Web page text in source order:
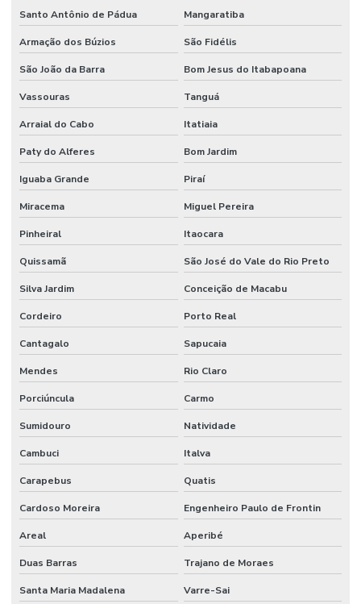
Firesleeve Fibra De Vidro
Flange Aço Carbono
Flange Aço Carbono Classe 150 Lbs
Flange Inox 304 E 316
Flange Inox Distribuidor Minas Gerais
Fornecedor De Conexões Galvanizadas Em Minas Gerais
Fornecedor De Mangueira Hidráulica Nbr
Fornecedor De Válvula De Esfera Com Acionamento Pneumático
Fornecedor De Válvula Esfera
Fornecedores De Mangueira Ar Condicionado Em Minas Gerais
Mangote Bomba De Concreto
Mangote Flexivel
Mangote Para Bomba De Concreto Em Sp
Mangote Resistente A Calor Até 110 Graus
Mangueira Ar Condicionado
Mangueira Boca De Forno
Mangueira Capilar Alta Pressão
Mangueira De Borracha Nitrílica Para Graxa
Santo Antônio de Pádua Mangaratiba
Armação dos Búzios São Fidélis
São João da Barra Bom Jesus do Itabapoana
Vassouras Tanguá
Arraial do Cabo Itatiaia
Paty do Alferes Bom Jardim
Iguaba Grande Piraí
Miracema Miguel Pereira
Pinheiral Itaocara
Quissamã São José do Vale do Rio Preto
Silva Jardim Conceição de Macabu
Cordeiro Porto Real
Cantagalo Sapucaia
Mendes Rio Claro
Porciúncula Carmo
Sumidouro Natividade
Cambuci Italva
Carapebus Quatis
Cardoso Moreira Engenheiro Paulo de Frontin
Areal Aperibé
Duas Barras Trajano de Moraes
Santa Maria Madalena Varre-Sai